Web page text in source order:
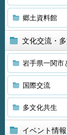
郷土資料館
文化交流・
岩手県一関市
国際交流
多文化共生
イベント情報